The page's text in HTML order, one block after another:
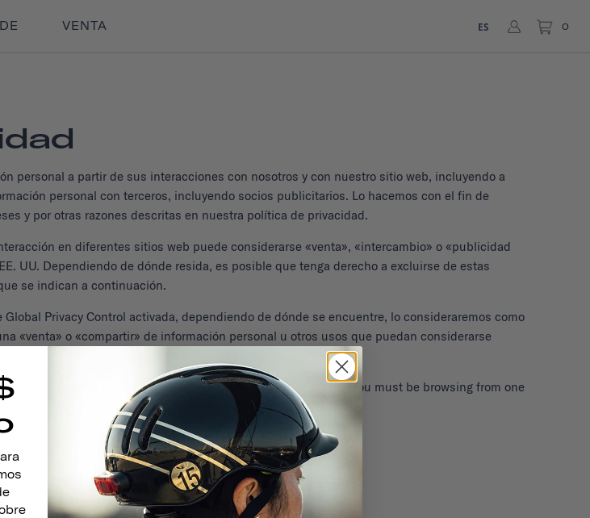
VENTA ES 0
personal a partir de sus interacciones con nosotros y con nuestro sitio web, incluyendo a
personal con terceros, incluyendo socios publicitarios. Lo hacemos con el fin de
y por otras razones descritas en nuestra política de privacidad.
en diferentes sitios web puede considerarse «venta», «intercambio» o «publicidad
UU. Dependiendo de dónde resida, es posible que tenga derecho a excluirse de estas
se indican a continuación.
Privacy Control activada, dependiendo de dónde se encuentre, lo consideraremos como
«venta» o «compartir» de información personal u otros usos que puedan considerarse
and other device-based identifiers as described above, you must be browsing from one